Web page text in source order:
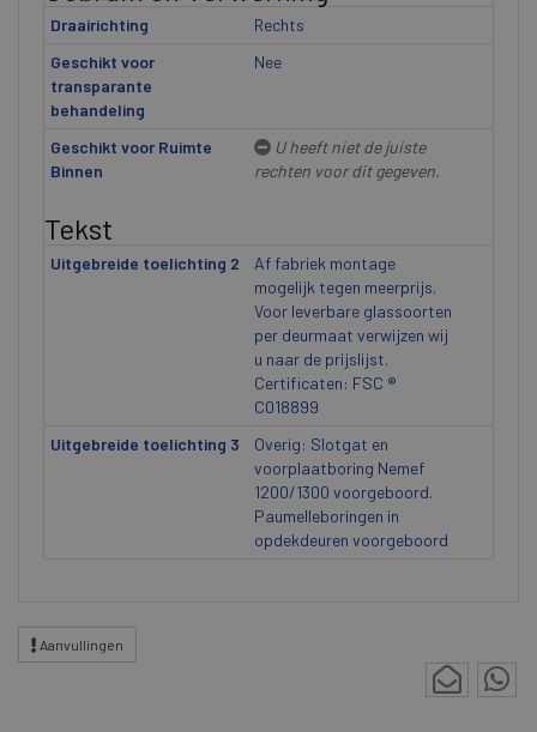
Draairichting
Rechts
Geschikt voor
transparante
behandeling
Nee
Geschikt voor Ruimte
Binnen
U heeft niet de juiste
rechten voor dit gegeven.
Tekst
Uitgebreide toelichting 2
Af fabriek montage
mogelijk tegen meerprijs.
Voor leverbare glassoorten
per deurmaat verwijzen wij
u naar de prijslijst.
Certificaten: FSC ®
C018899
Uitgebreide toelichting 3
Overig: Slotgat en
voorplaatboring Nemef
1200/1300 voorgeboord.
Paumelleboringen in
opdekdeuren voorgeboord
Aanvullingen